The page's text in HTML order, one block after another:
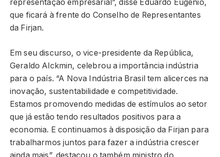
representação empresarial”, disse Eduardo Eugenio,
que ficará à frente do Conselho de Representantes
da Firjan.
Em seu discurso, o vice-presidente da República,
Geraldo Alckmin, celebrou a importância indústria
para o país. “A Nova Indústria Brasil tem alicerces na
inovação, sustentabilidade e competitividade.
Estamos promovendo medidas de estímulos ao setor
que já estão tendo resultados positivos para a
economia. E continuamos à disposição da Firjan para
trabalharmos juntos para fazer a indústria crescer
ainda mais”, destacou o também ministro do